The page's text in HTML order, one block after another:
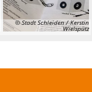
© Stadt Schleiden / Kerstin
Wielspütz